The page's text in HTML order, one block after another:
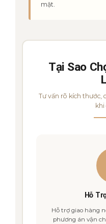
mặt.
Tại Sao
Tư vấn rõ kích thước,
khi
Hỗ
Hỗ trợ giao hàng
phương án vận